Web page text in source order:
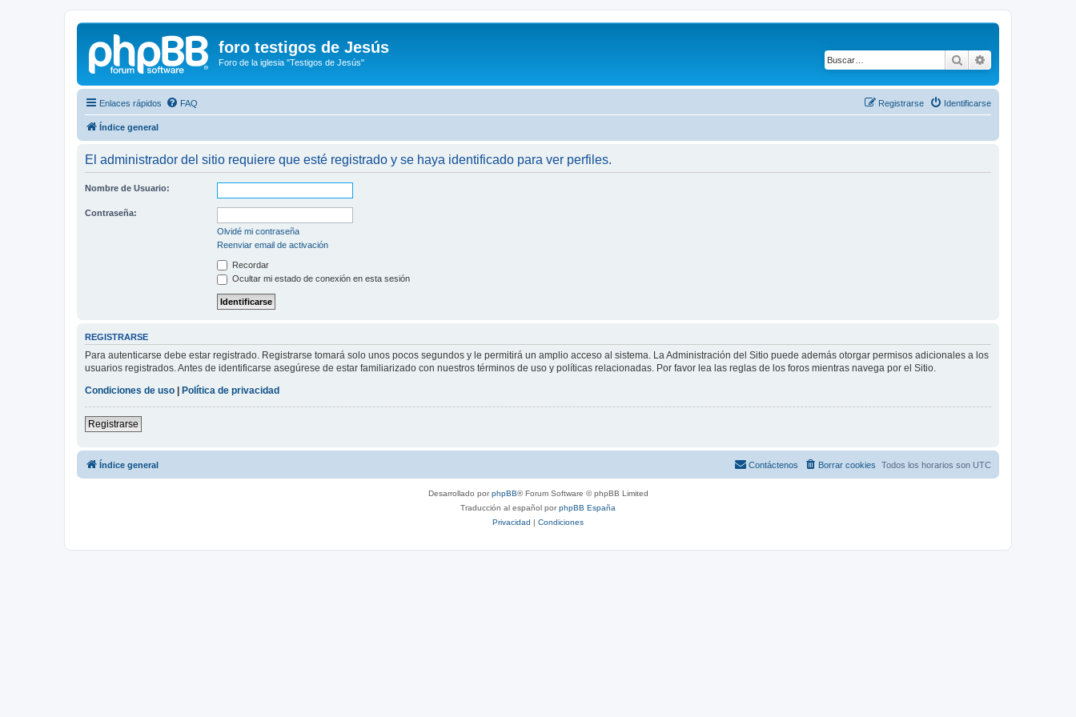
foro testigos de Jesús
Foro de la iglesia "Testigos de Jesús" Buscar
Enlaces rápidos FAQ Identificarse
Registrarse
Índice general
El administrador del sitio requiere que esté registrado y se haya identificado para ver perfiles.
Nombre de Usuario:
Contraseña:
Olvidé mi contraseña
Reenviar email de activación
Recordar
Ocultar mi estado de conexión en esta sesión
REGISTRARSE
Para autenticarse debe estar registrado. Registrarse tomará solo unos pocos segundos y le permitirá un amplio acceso al sistema. La Administración del Sitio puede además otorgar permisos adicionales a los
usuarios registrados. Antes de identificarse asegúrese de estar familiarizado con nuestros términos de uso y políticas relacionadas. Por favor lea las reglas de los foros mientras navega por el Sitio.
Condiciones de uso
Política de privacidad
Registrarse
Índice general Todos los horarios son UTC
Borrar cookies
Contáctenos
Desarrollado porphpBB® Forum Software © phpBB Limited
Traducción al español porphpBB España
Privacidad | Condiciones